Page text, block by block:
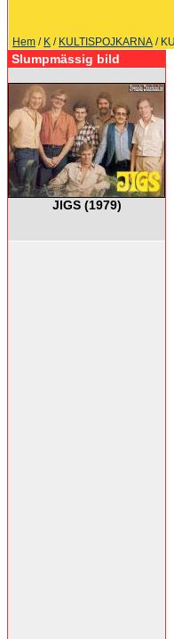
Hem / K / KULTISPOJKARNA /
Slumpmässig bild
JIGS (1979)